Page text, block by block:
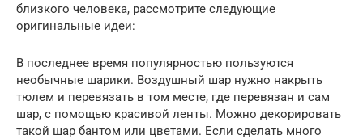
близкого человека, рассмотрите следующие
оригинальные идеи:
В последнее время популярностью пользуются
необычные шарики. Воздушный шар нужно накрыть
тюлем и перевязать в том месте, где перевязан и сам
шар, с помощью красивой ленты. Можно декорировать
такой шар бантом или цветами. Если сделать много